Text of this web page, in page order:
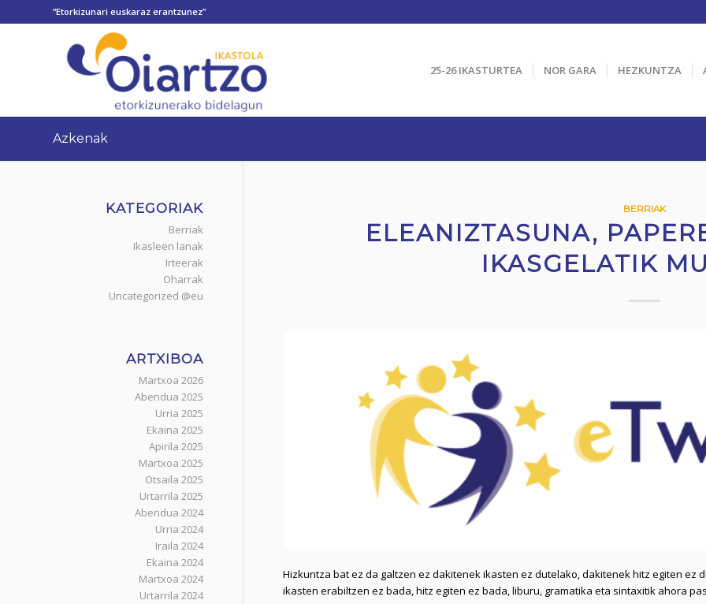
“Etorkizunari euskaraz erantzunez”
25-26 IKASTURTEA NOR GARA HEZKUNTZA
Azkenak
BERRIAK
ELEANIZTASUNA,
IKASGELATIK
Hizkuntza bat ez da galtzen ez dakitenek ikasten ez dutelako, dakitenek hitz egiten ez
ikasten erabiltzen ez bada, hitz egiten ez bada, liburu, gramatika eta sintaxitik ahora
KATEGORIAK
Berriak
Ikasleen lanak
Irteerak
Oharrak
Uncategorized @eu
ARTXIBOA
Martxoa 2026
Abendua 2025
Urria 2025
Ekaina 2025
Apirila 2025
Martxoa 2025
Otsaila 2025
Urtarrila 2025
Abendua 2024
Urria 2024
Iraila 2024
Ekaina 2024
Martxoa 2024
Urtarrila 2024